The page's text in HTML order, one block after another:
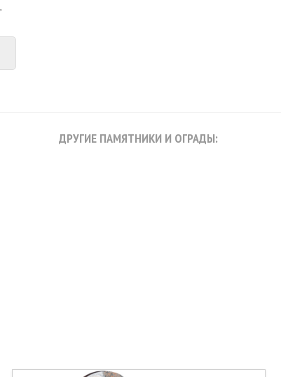
ДРУГИЕ ПАМЯТНИКИ И ОГРАДЫ: